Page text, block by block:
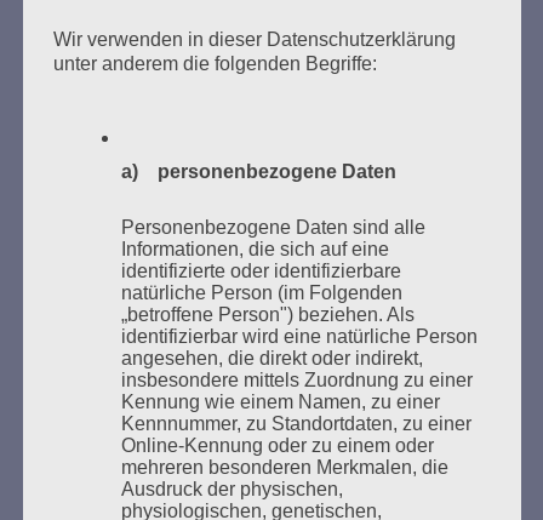
Donnerstag, 21. Mai 2026, 11 – 18 Uhr
Studentenorganisationen und Burschenschaftler
Weitere Informationen:lesezeichen-setzen.de
GEDENKEN UND ERINNERN BEGINNT IN
UNSERER NACHBARSCHAFT
Wir verwenden in dieser Datenschutzerklärung
unter anderem die folgenden Begriffe:
a) personenbezogene Daten
Personenbezogene Daten sind alle
Informationen, die sich auf eine
identifizierte oder identifizierbare
natürliche Person (im Folgenden
„betroffene Person") beziehen. Als
identifizierbar wird eine natürliche Person
angesehen, die direkt oder indirekt,
insbesondere mittels Zuordnung zu einer
Kennung wie einem Namen, zu einer
Kennnummer, zu Standortdaten, zu einer
Online-Kennung oder zu einem oder
mehreren besonderen Merkmalen, die
Ausdruck der physischen,
physiologischen, genetischen,